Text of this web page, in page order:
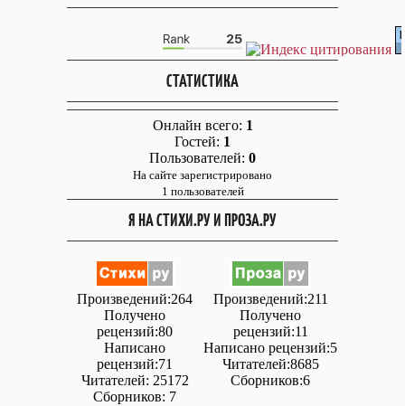
СТАТИСТИКА
Онлайн всего: 1
Гостей: 1
Пользователей: 0
На сайте зарегистрировано
1 пользователей
Я НА СТИХИ.РУ И ПРОЗА.РУ
Произведений:264
Получено
рецензий:80
Написано
рецензий:71
Читателей: 25172
Сборников: 7
Произведений:211
Получено
рецензий:11
Написано рецензий:5
Читателей:8685
Сборников:6